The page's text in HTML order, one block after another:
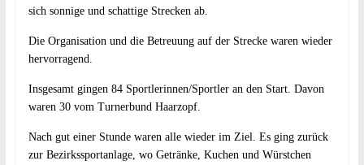
sich sonnige und schattige Strecken ab.
Die Organisation und die Betreuung auf der Strecke waren wieder
hervorragend.
Insgesamt gingen 84 Sportlerinnen/Sportler an den Start. Davon
waren 30 vom Turnerbund Haarzopf.
Nach gut einer Stunde waren alle wieder im Ziel. Es ging zurück
zur Bezirkssportanlage, wo Getränke, Kuchen und Würstchen